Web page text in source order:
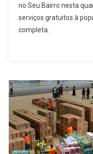
No
Seu
Vila
Feira
(19)
no Seu Bairro nesta
serviços gratuitos à
completa.